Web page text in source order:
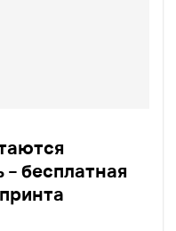
– бесплатная